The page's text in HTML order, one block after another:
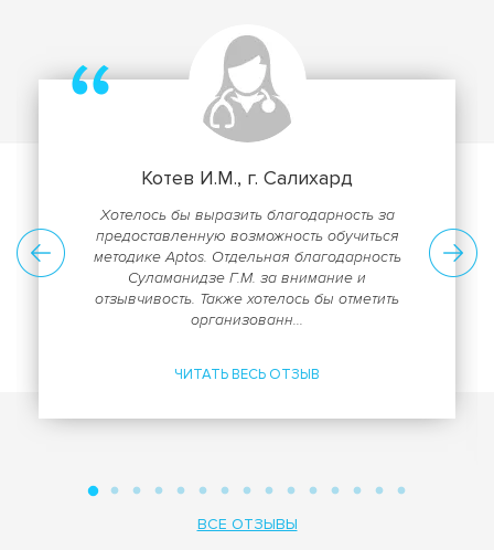
Котев И.М., г. Салихард
Хотелось бы выразить благодарность за
предоставленную возможность обучиться
методике Aptos. Отдельная благодарность
Суламанидзе Г.М. за внимание и
отзывчивость. Также хотелось бы отметить
организованн...
ЧИТАТЬ ВЕСЬ ОТЗЫВ
ВСЕ ОТЗЫВЫ